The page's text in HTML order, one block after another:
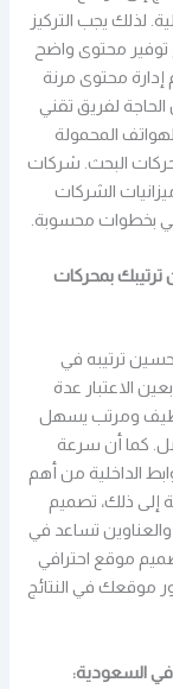
لذلك يجب التركيز
محتوى واضح
محتوى مرنة
لفريق تقني
المحمولة
البحث. شركات
الشركات
بخطوات محسوبة.
بمحركات
ترتيبه في
الاعتبار عدة
ومرتب يسهل
كما أن سرعة
الداخلية من أهم
إلى ذلك، تصميم
تساعد في
موقع احترافي
في النتائج
في السعودية: